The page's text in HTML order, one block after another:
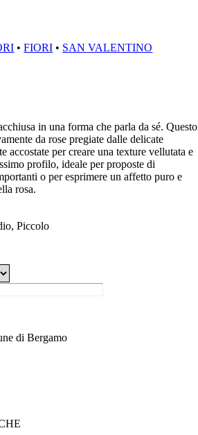
•FIORI • SAN VALENTINO
in una forma che parla da sé. Questo
da rose pregiate dalle delicate
accostate per creare una texture vellutata e
profilo, ideale per proposte di
o per esprimere un affetto puro e
rosa.
Piccolo
di Bergamo